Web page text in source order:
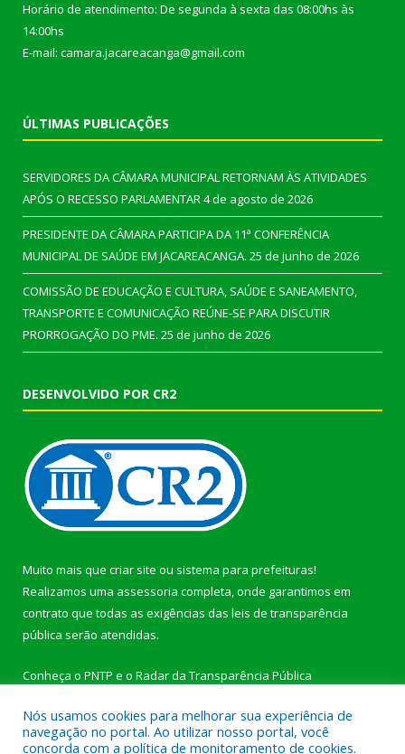
Horário de atendimento: De segunda à sexta das 08:00hs às
14:00hs
E-mail: camara.jacareacanga@gmail.com
ÚLTIMAS PUBLICAÇÕES
SERVIDORES DA CÂMARA MUNICIPAL RETORNAM ÀS ATIVIDADES
APÓS O RECESSO PARLAMENTAR4 de agosto de 2026
PRESIDENTE DA CÂMARA PARTICIPA DA 11ª CONFERÊNCIA
MUNICIPAL DE SAÚDE EM JACAREACANGA. 25 de junho de 2026
COMISSÃO DE EDUCAÇÃO E CULTURA, SAÚDE E SANEAMENTO,
TRANSPORTE E COMUNICAÇÃO REÚNE-SE PARA DISCUTIR
PRORROGAÇÃO DO PME. 25 de junho de 2026
DESENVOLVIDO POR CR2
Muito mais que criar site ou sistema para prefeituras!
Realizamos uma assessoria completa, onde garantimos em
contrato que todas as exigências das leis de transparência
pública serão atendidas.
Conheça o PNTP e o Radar da Transparência Pública
Nós usamos cookies para melhorar sua experiência de
navegação no portal. Ao utilizar nosso portal, você
concorda com a política de monitoramento de cookies.